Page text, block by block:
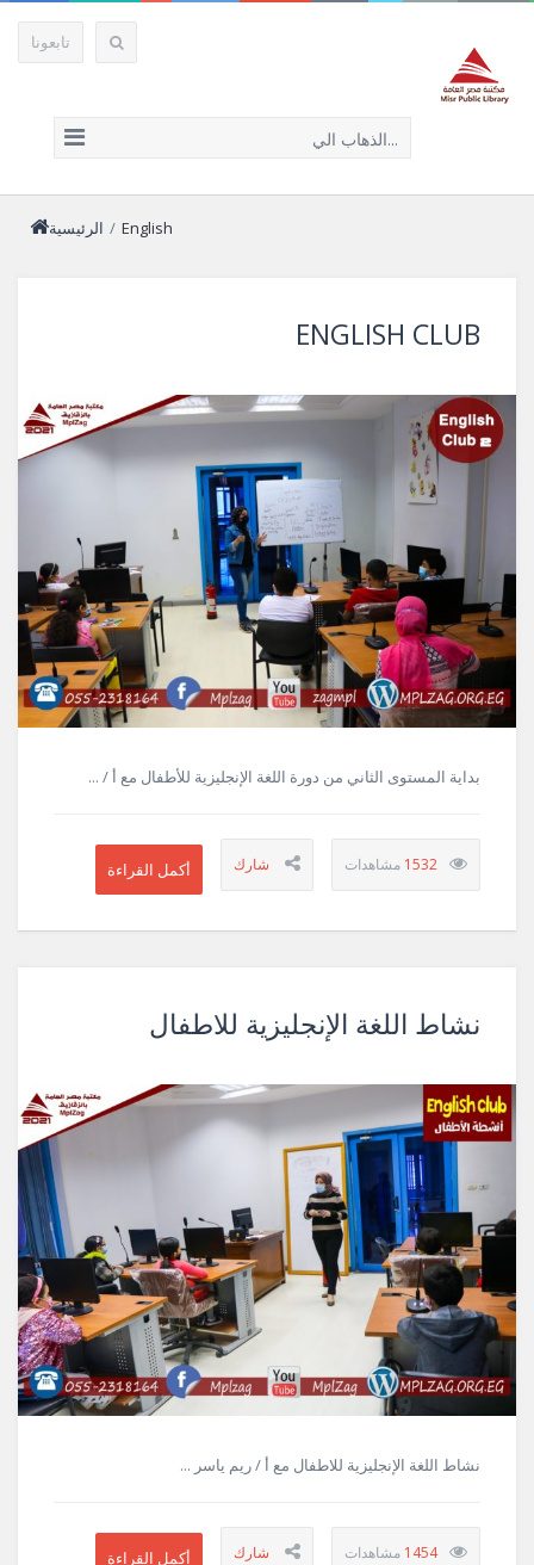
تابعونا
الذهاب الي...
الرئيسية / English
ENGLISH CLUB
بداية المستوى الثاني من دورة اللغة الإنجليزية للأطفال مع أ / ...
1532
نشاط اللغة الإنجليزية للاطفال
نشاط اللغة الإنجليزية للاطفال مع أ / ريم ياسر ...
1454